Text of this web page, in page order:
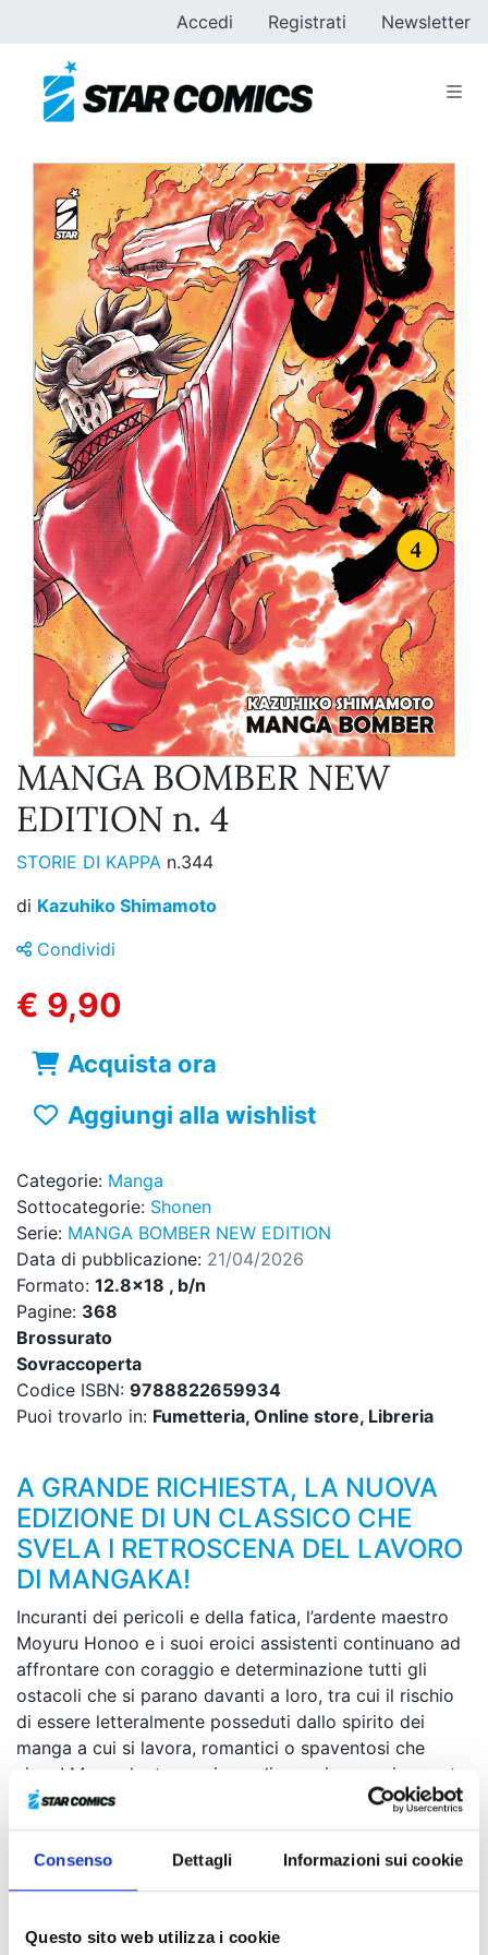
Consenso Dettagli Informazioni sui cookie
Questo sito web utilizza i cookie
Accedi Registrati Newsletter
MANGA BOMBER NEW
EDITION n. 4
STORIE DI KAPPA n.344
di Kazuhiko Shimamoto
Condividi
€ 9,90
Acquista ora
Aggiungi alla wishlist
Categorie: Manga
Sottocategorie: Shonen
Serie: MANGA BOMBER NEW EDITION
Data di pubblicazione: 21/04/2026
Formato: 12.8x18 , b/n
Pagine: 368
Brossurato
Sovraccoperta
Codice ISBN: 9788822659934
Puoi trovarlo in: Fumetteria, Online store, Libreria
A GRANDE RICHIESTA, LA NUOVA
EDIZIONE DI UN CLASSICO CHE
SVELA I RETROSCENA DEL LAVORO
DI MANGAKA!
Incuranti dei pericoli e della fatica, l’ardente maestro
Moyuru Honoo e i suoi eroici assistenti continuano ad
affrontare con coraggio e determinazione tutti gli
ostacoli che si parano davanti a loro, tra cui il rischio
di essere letteralmente posseduti dallo spirito dei
manga a cui si lavora, romantici o spaventosi che
siano! Ma anche trovarsi a realizzare improvvisamente
i propri sogni può rivelarsi deleterio... Tra colleghi
problematici, robot da collezione, spettacoli di
supereroi in costume e le onnipresenti scadenze da